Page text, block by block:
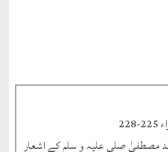
مصطفیٰ صلی علیہ و سلم کے اشعار